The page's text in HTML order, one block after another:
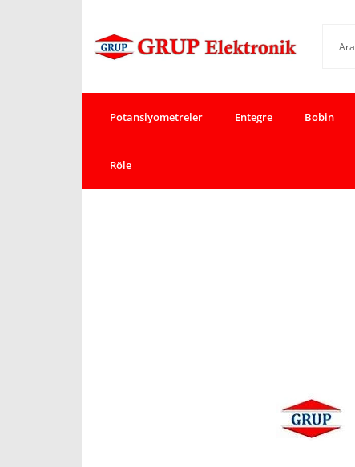
Potansiyometreler Entegre Bobin
Röle